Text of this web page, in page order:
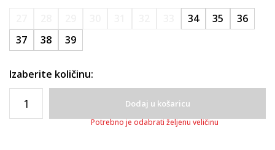
34 35
36
37
38 39
Izaberite količinu:
Dodaj u košaricu
Potrebno je odabrati željenu veličinu